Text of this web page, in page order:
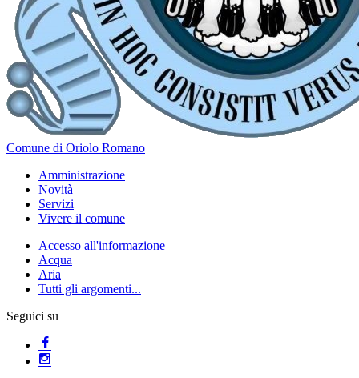
Comune di Oriolo Romano
Amministrazione
Novità
Servizi
Vivere il comune
Accesso all'informazione
Acqua
Aria
Tutti gli argomenti...
Seguici su